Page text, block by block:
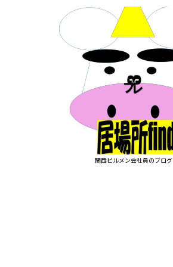
関西ビルメン会社員のブログ